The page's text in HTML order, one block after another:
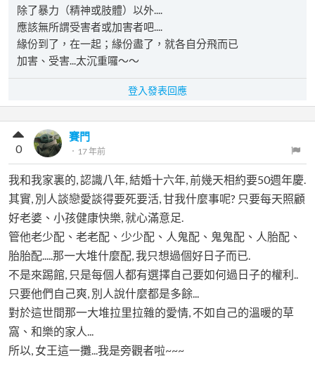
除了暴力（精神或肢體）以外....
應該無所謂受害者或加害者吧....
緣份到了，在一起；緣份盡了，就各自分飛而已
加害、受害...太沉重囉～～
登入發表回應
賽門
． 17 年前
0
我和我家裏的, 認識八年, 結婚十六年, 前幾天相約要50週年慶.
其實, 別人談戀愛談得要死要活, 甘我什麼事呢? 只要每天照顧
好老婆、小孩健康快樂, 就心滿意足.
管他老少配、老老配、少少配、人鬼配、鬼鬼配、人胎配、
胎胎配.....那一大堆什麼配, 我只想過個好日子而已.
不是來踢館, 只是每個人都有選擇自己要如何過日子的權利..
只要他們自己爽, 別人說什麼都是多餘...
對於這世間那一大堆拉里拉雜的愛情, 不如自己的溫暖的草
窩、和樂的家人...
所以, 女王這一攤...我是旁觀者啦~~~